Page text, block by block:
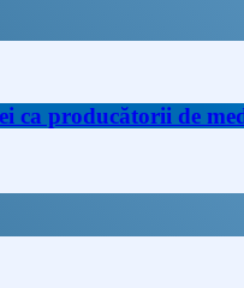
producătorii de